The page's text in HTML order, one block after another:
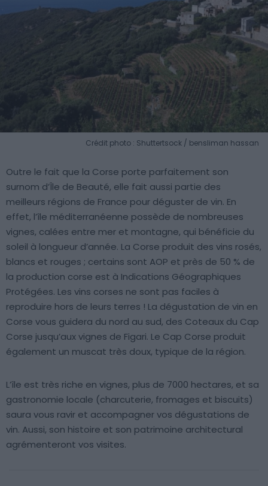
Crédit photo : Shuttertsock / bensliman hassan
Outre le fait que la Corse porte parfaitement son
surnom d’Île de Beauté, elle fait aussi partie des
meilleurs régions de France pour déguster de vin. En
effet, l’île méditerranéenne possède de nombreuses
vignes, calées entre mer et montagne, qui bénéficie du
soleil à longueur d’année. La Corse produit des vins rosés,
blancs et rouges ; certains sont AOP et près de 50 % de
la production corse est à Indications Géographiques
Protégées. Les vins corses ne sont pas faciles à
reproduire hors de leurs terres ! La dégustation de vin en
Corse vous guidera du nord au sud, des Coteaux du Cap
Corse jusqu’aux vignes de Figari. Le Cap Corse produit
également un muscat très doux, typique de la région.
L’île est très riche en vignes, plus de 7000 hectares, et sa
gastronomie locale (charcuterie, fromages et biscuits)
saura vous ravir et accompagner vos dégustations de
vin. Aussi, son histoire et son patrimoine architectural
agrémenteront vos visites.